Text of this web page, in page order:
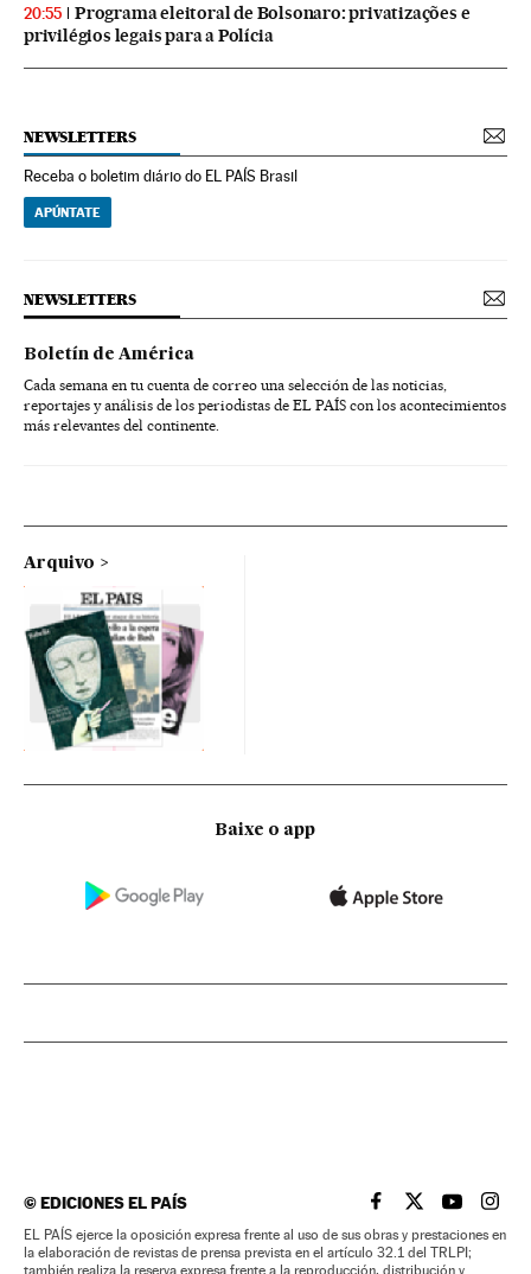
20:55
Programa eleitoral de Bolsonaro: privatizações e
privilégios legais para a Polícia
NEWSLETTERS
Receba o boletim diário do EL PAÍS Brasil
APÚNTATE
NEWSLETTERS
Boletín de América
Cada semana en tu cuenta de correo una selección de las noticias,
reportajes y análisis de los periodistas de EL PAÍS con los acontecimientos
más relevantes del continente.
Arquivo
Baixe o app
©EDICIONES EL PAÍS EL PAÍS BRASIL EN
EL PAÍSEL PAÍS
EL
EL PAÍS ejerce la oposición expresa frente al uso de sus obras y prestaciones en
la elaboración de revistas de prensa prevista en el artículo 32.1 del TRLPI;
también realiza la reserva expresa frente a la reproducción, distribución y